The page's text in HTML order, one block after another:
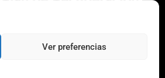
Ver preferencias